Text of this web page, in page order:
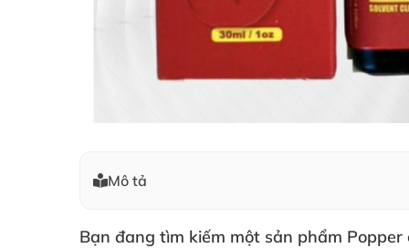
Mô tả
Bạn đang tìm kiếm một sản phẩm Popper